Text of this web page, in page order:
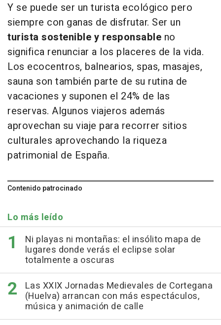
Y se puede ser un turista ecológico pero
siempre con ganas de disfrutar. Ser un
turista sostenible y responsable no
significa renunciar a los placeres de la vida.
Los ecocentros, balnearios, spas, masajes,
sauna son también parte de su rutina de
vacaciones y suponen el 24% de las
reservas. Algunos viajeros además
aprovechan su viaje para recorrer sitios
culturales aprovechando la riqueza
patrimonial de España.
Contenido patrocinado
Lo más leído
Ni playas ni montañas: el insólito mapa de
lugares donde verás el eclipse solar
totalmente a oscuras
Las XXIX Jornadas Medievales de Cortegana
(Huelva) arrancan con más espectáculos,
música y animación de calle